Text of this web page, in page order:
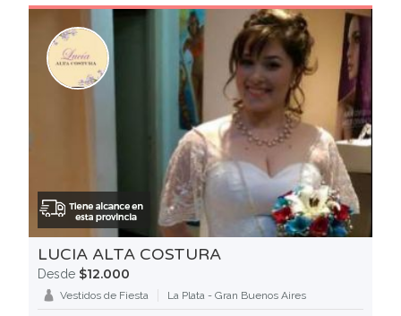
LUCIA ALTA COSTURA
Desde $12.000
Vestidos de Fiesta La Plata - Gran Buenos Aires